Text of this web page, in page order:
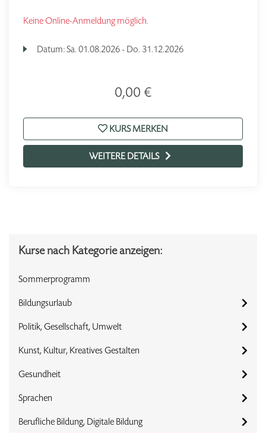
Keine Online-Anmeldung möglich.
Datum:Sa. 01.08.2026 - Do. 31.12.2026
0,00 €
KURS MERKEN
WEITERE DETAILS
Kurse nach Kategorie anzeigen:
Sommerprogramm
Bildungsurlaub
Politik, Gesellschaft, Umwelt
Kunst, Kultur, Kreatives Gestalten
Gesundheit
Sprachen
Berufliche Bildung, Digitale Bildung